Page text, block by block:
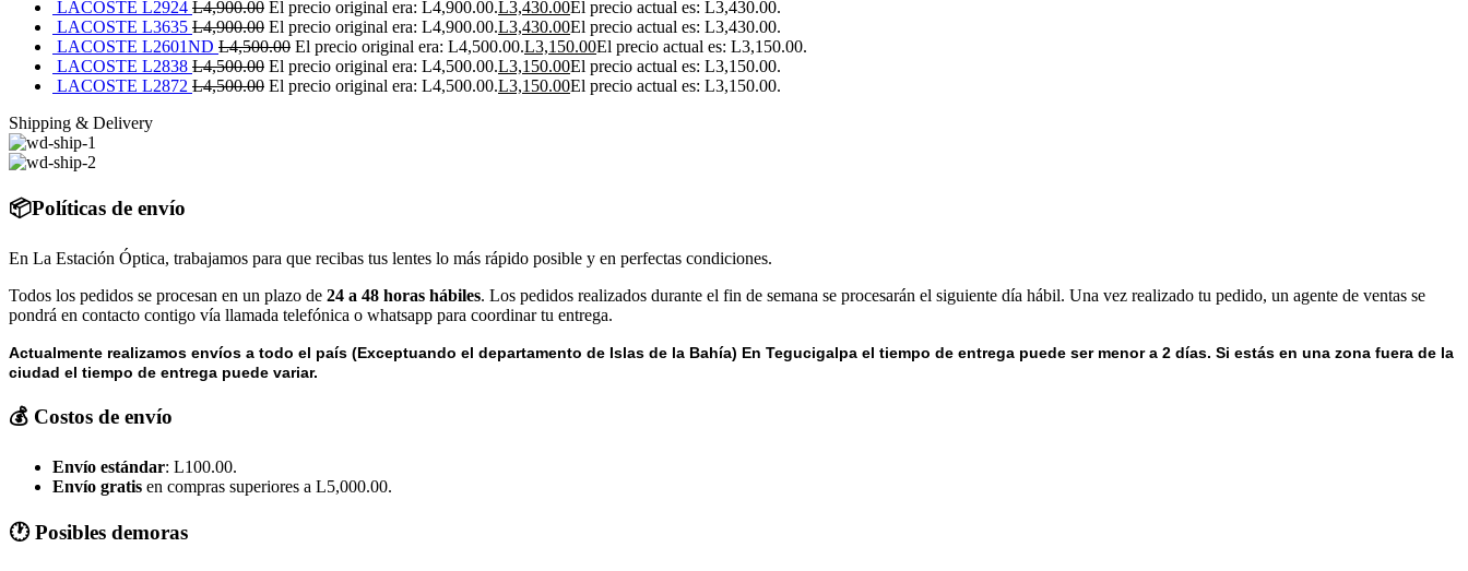
LACOSTE L2924 L4,900.00 El precio original era: L4,900.00.L3,430.00El precio actual es: L3,430.00.
LACOSTE L3635 L4,900.00 El precio original era: L4,900.00.L3,430.00El precio actual es: L3,430.00.
LACOSTE L2601ND L4,500.00 El precio original era: L4,500.00.L3,150.00El precio actual es: L3,150.00.
LACOSTE L2838 L4,500.00 El precio original era: L4,500.00.L3,150.00El precio actual es: L3,150.00.
LACOSTE L2872 L4,500.00 El precio original era: L4,500.00.L3,150.00El precio actual es: L3,150.00.
Shipping & Delivery
📦Políticas de envío
En La Estación Óptica, trabajamos para que recibas tus lentes lo más rápido posible y en perfectas condiciones.
Todos los pedidos se procesan en un plazo de 24 a 48 horas hábiles. Los pedidos realizados durante el fin de semana se procesarán el siguiente día hábil. Una vez realizado tu pedido, un agente de ventas se
pondrá en contacto contigo vía llamada telefónica o whatsapp para coordinar tu entrega.
Actualmente realizamos envíos a todo el país (Exceptuando el departamento de Islas de la Bahía) En Tegucigalpa el tiempo de entrega puede ser menor a 2 días. Si estás en una zona fuera de la
ciudad el tiempo de entrega puede variar.
💰 Costos de envío
Envío estándar: L100.00.
Envío gratis en compras superiores a L5,000.00.
🕐 Posibles demoras